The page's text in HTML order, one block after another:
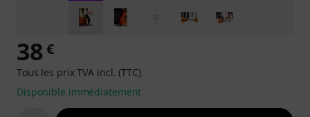
38 €
Tous les prix TVA incl. (TTC)
Disponible immédiatement